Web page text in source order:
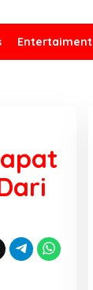
Entertaiment